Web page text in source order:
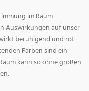
im Raum
Auswirkungen auf unser
beruhigend und rot
Farben sind ein
kann so ohne großen